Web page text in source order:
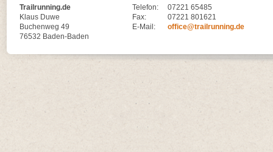
Trailrunning.de
Klaus Duwe
Buchenweg 49
76532 Baden-Baden
Telefon:
07221 65485
Fax:
07221 801621
E-Mail:
office@trailrunning.de